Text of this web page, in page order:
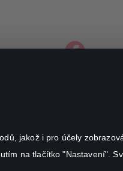
jakož i pro účely
na tlačítko "Nastavení".
facebook
Canal+ Luxembourg S. à